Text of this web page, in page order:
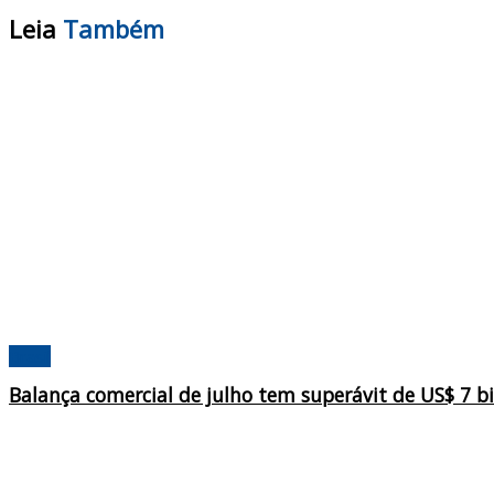
Leia Também
Balança comercial de julho tem superávit de US$ 7